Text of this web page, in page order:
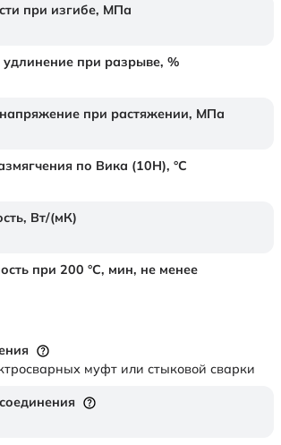
при изгибе, МПа
удлинение при разрыве, %
при растяжении, МПа
по Вика (10Н), °C
Вт/(мК)
при 200 °С, мин, не менее
муфт или стыковой сварки